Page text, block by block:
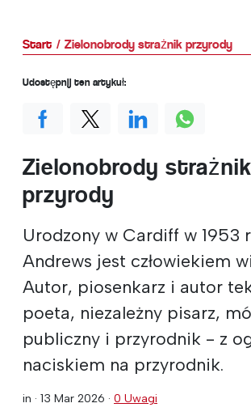
Start Zielonobrody strażnik przyrody
Zielonobrody strażnik
przyrody
Urodzony w Cardiff w 1953
Andrews jest człowiekiem
Autor, piosenkarz i autor
poeta, niezależny pisarz,
publiczny i przyrodnik - z
naciskiem na przyrodnik.
in · 13 Mar 2026 · 0 Uwagi
Udostępnij ten artykuł: